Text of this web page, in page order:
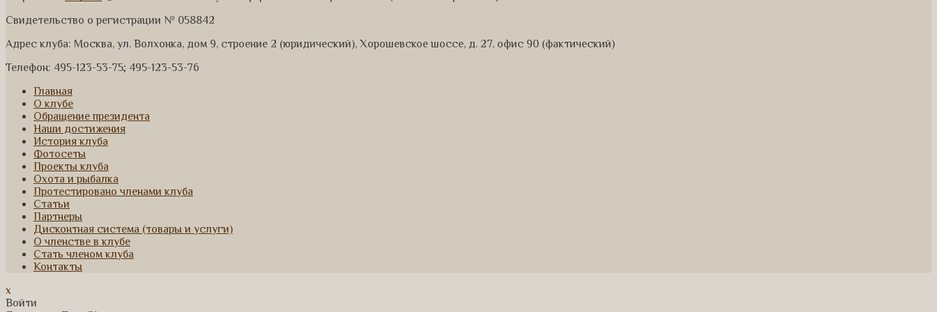
Свидетельство о регистрации № 058842
Адрес клуба: Москва, ул. Волхонка, дом 9, строение 2 (юридический), Хорошевское шоссе, д. 27, офис 90 (фактический)
Телефон: 495-123-53-75; 495-123-53-76
Главная
О клубе
Обращение президента
Наши достижения
История клуба
Фотосеты
Проекты клуба
Охота и рыбалка
Протестировано членами клуба
Статьи
Партнеры
Дисконтная система (товары и услуги)
О членстве в клубе
Стать членом клуба
Контакты
x
Войти